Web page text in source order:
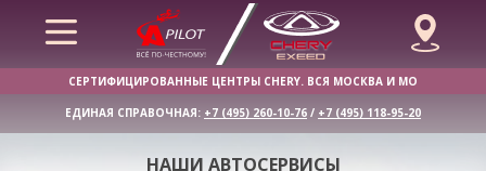
СЕРТИФИЦИРОВАННЫЕ ЦЕНТРЫ CHERY. ВСЯ МОСКВА И МО
ЕДИНАЯ СПРАВОЧНАЯ: +7 (495) 260-10-76 / +7 (495) 118-95-20
НАШИ АВТОСЕРВИСЫ